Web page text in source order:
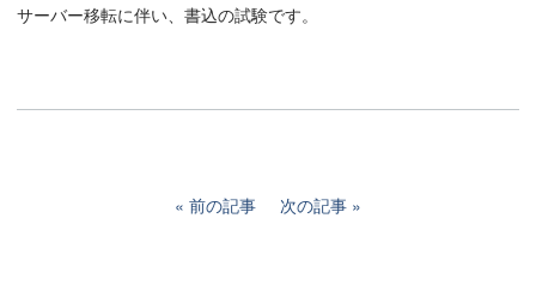
サーバー移転に伴い、書込の試験です。
前の記事 次の記事